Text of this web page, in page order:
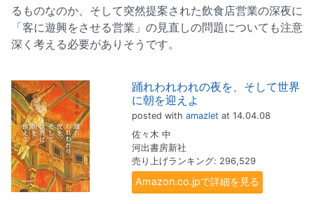
るものなのか、そして突然提案された飲食店営業の深夜に
「客に遊興をさせる営業」の見直しの問題についても注意
深く考える必要がありそうです。
踊れわれわれの夜を、そして世界
に朝を迎えよ
posted with amazlet at 14.04.08
佐々木 中
河出書房新社
売り上げランキング: 296,529
Amazon.co.jpで詳細を見る